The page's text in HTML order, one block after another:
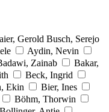
Gerold Busch, Serejo
Aydin, Nevin
Zainab
Bakar,
Beck, Ingrid
Ekin
Bier, Ines
Böhm, Thorwin